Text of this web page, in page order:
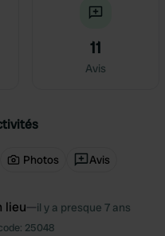
11
Avis
Photos Avis
lieu—il y a presque 7 ans
25048